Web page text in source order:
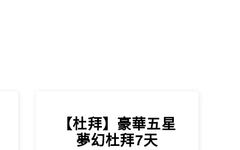
【杜拜】豪華五星
夢幻杜拜7天